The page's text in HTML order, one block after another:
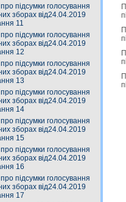
підсумки голосування
зборах від24.04.2019
11
підсумки голосування
зборах від24.04.2019
12
підсумки голосування
зборах від24.04.2019
13
підсумки голосування
зборах від24.04.2019
14
підсумки голосування
зборах від24.04.2019
15
підсумки голосування
зборах від24.04.2019
16
підсумки голосування
зборах від24.04.2019
17